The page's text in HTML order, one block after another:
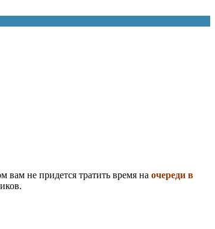
не придется тратить время на очереди в